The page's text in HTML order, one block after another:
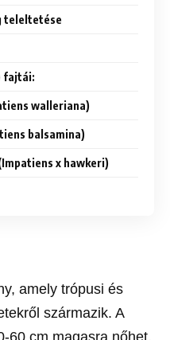
teleltetése
fajtái:
walleriana)
balsamina)
x hawkeri)
amely trópusi és
származik. A